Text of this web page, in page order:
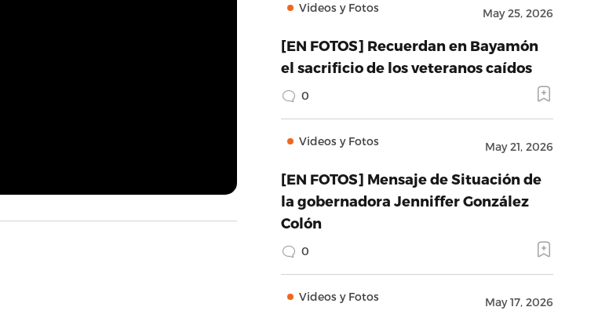
Videos y Fotos May 25, 2026
[EN FOTOS] Recuerdan en Bayamón
el sacrificio de los veteranos caídos
0
Videos y Fotos May 21, 2026
[EN FOTOS] Mensaje de Situación de
la gobernadora Jenniffer González
Colón
0
Videos y Fotos May 17, 2026